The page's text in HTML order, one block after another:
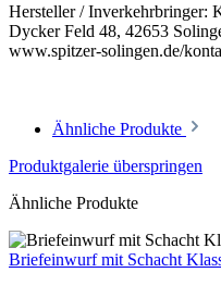
Hersteller / Inverkehrbringer:
Dycker Feld 48, 42653
www.spitzer-solingen.de/
Ähnliche Produkte
Produktgalerie überspringen
Ähnliche Produkte
Briefeinwurf mit Schacht